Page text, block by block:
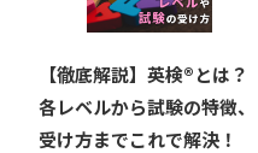
ョ
ン
【徹底解説】英検®︎とは？
各レベルから試験の特徴、
受け方までこれで解決！